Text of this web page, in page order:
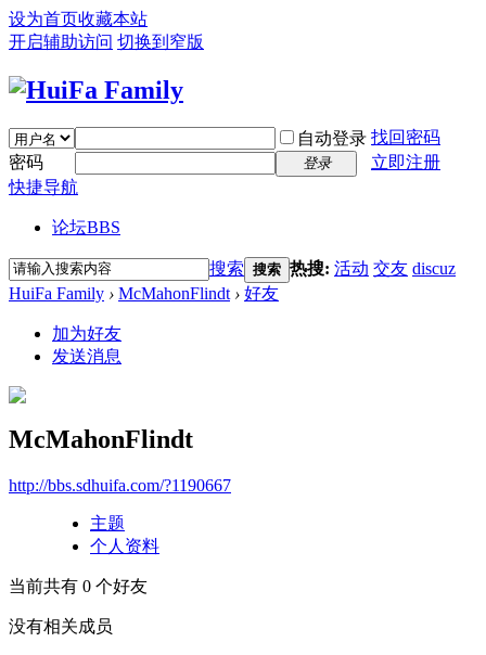
设为首页收藏本站
开启辅助访问 切换到窄版
自动登录 找回密码
密码
登录
立即注册
快捷导航
论坛BBS
搜索 搜索 热搜: 活动 交友 discuz
HuiFa Family › McMahonFlindt › 好友
加为好友
发送消息
McMahonFlindt
http://bbs.sdhuifa.com/?1190667
主题
个人资料
当前共有 0 个好友
没有相关成员